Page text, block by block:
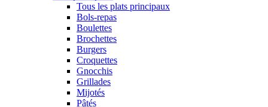
Tous les plats principaux
Bols-repas
Boulettes
Brochettes
Burgers
Croquettes
Gnocchis
Grillades
Mijotés
Pâtés